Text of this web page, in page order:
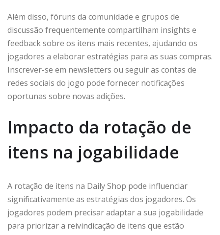
Além disso, fóruns da comunidade e grupos de
discussão frequentemente compartilham insights e
feedback sobre os itens mais recentes, ajudando os
jogadores a elaborar estratégias para as suas compras.
Inscrever-se em newsletters ou seguir as contas de
redes sociais do jogo pode fornecer notificações
oportunas sobre novas adições.
Impacto da rotação de
itens na jogabilidade
A rotação de itens na Daily Shop pode influenciar
significativamente as estratégias dos jogadores. Os
jogadores podem precisar adaptar a sua jogabilidade
para priorizar a reivindicação de itens que estão